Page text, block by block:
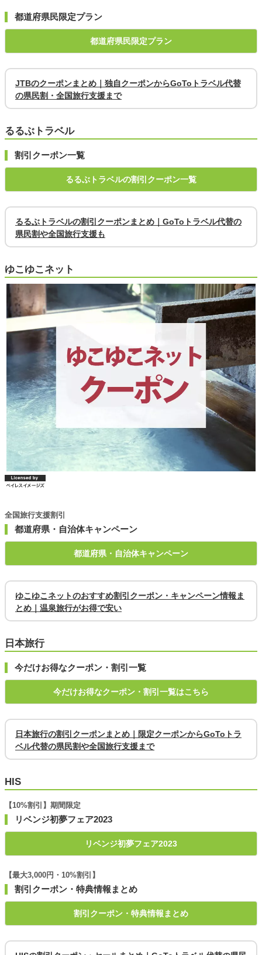
都道府県民限定プラン
都道府県民限定プラン
JTBのクーポンまとめ｜独自クーポンからGoToトラベル代替
の県民割・全国旅行支援まで
るるぶトラベル
割引クーポン一覧
るるぶトラベルの割引クーポン一覧
るるぶトラベルの割引クーポンまとめ｜GoToトラベル代替の
県民割や全国旅行支援も
ゆこゆこネット
都道府県・自治体キャンペーン
全国旅行支援割引
都道府県・自治体キャンペーン
ゆこゆこネットのおすすめ割引クーポン・キャンペーン情報ま
とめ｜温泉旅行がお得で安い
日本旅行
今だけお得なクーポン・割引一覧
今だけお得なクーポン・割引一覧はこちら
日本旅行の割引クーポンまとめ｜限定クーポンからGoToトラ
ベル代替の県民割や全国旅行支援まで
HIS
リベンジ初夢フェア2023
【10%割引】期間限定
リベンジ初夢フェア2023
割引クーポン・特典情報まとめ
【最大3,000円・10%割引】
割引クーポン・特典情報まとめ